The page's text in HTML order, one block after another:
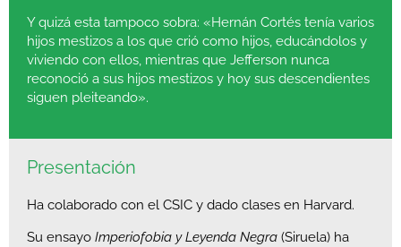
Y quizá esta tampoco sobra: «Hernán Cortés tenía varios
hijos mestizos a los que crió como hijos, educándolos y
viviendo con ellos, mientras que Jefferson nunca
reconoció a sus hijos mestizos y hoy sus descendientes
siguen pleiteando».
Presentación
Ha colaborado con el CSIC y dado clases en Harvard.
Su ensayo Imperiofobia y Leyenda Negra (Siruela) ha